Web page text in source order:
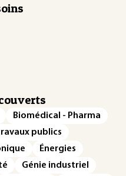
Biomédical - Pharma
publics
Énergies
Génie industriel